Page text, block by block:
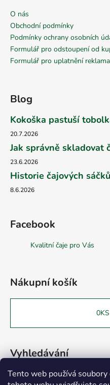
Tento web používá
O nás
Obchodní podmínky
Podmínky ochrany osobních
Formulář pro odstoupení od
Formulář pro uplatnění
Blog
Kokoška pastuší
20.7.2026
Jak správně skladovat
23.6.2026
Historie čajových sáčků
8.6.2026
Facebook
Kvalitní čaje pro Vás
Nákupní košík
0
Vyhledávání